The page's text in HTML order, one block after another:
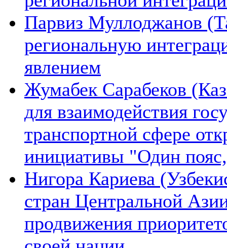
Парвиз Муллоджанов
региональную
явлением
Жумабек Сарабеков
для взаимодействия
транспортной сфере
инициативы "Один
Нигора Кариева
стран Центральной
продвижения